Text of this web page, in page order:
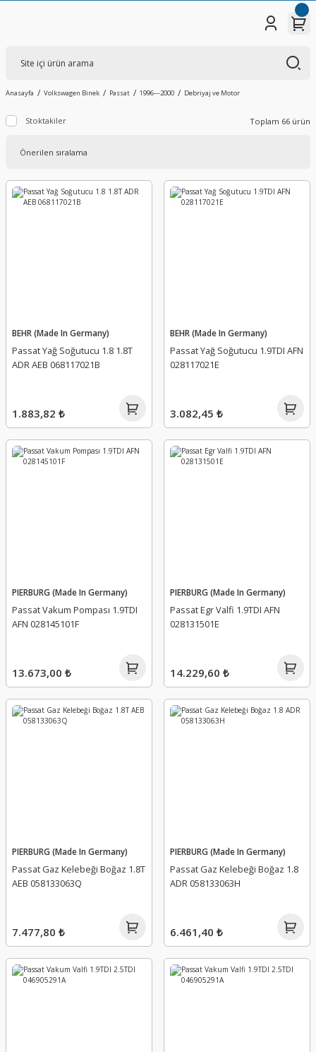
Anasayfa Volkswagen Binek Passat 1996---2000 Debriyaj ve Motor
Stoktakiler Toplam 66 ürün
BEHR (Made In Germany)
Passat Yağ Soğutucu 1.8 1.8T
ADR AEB 068117021B
1.883,82 ₺
BEHR (Made In Germany)
Passat Yağ Soğutucu 1.9TDI AFN
028117021E
3.082,45 ₺
PIERBURG (Made In Germany)
Passat Vakum Pompası 1.9TDI
AFN 028145101F
13.673,00 ₺
PIERBURG (Made In Germany)
Passat Egr Valfi 1.9TDI AFN
028131501E
14.229,60 ₺
PIERBURG (Made In Germany)
Passat Gaz Kelebeği Boğaz 1.8T
AEB 058133063Q
7.477,80 ₺
PIERBURG (Made In Germany)
Passat Gaz Kelebeği Boğaz 1.8
ADR 058133063H
6.461,40 ₺